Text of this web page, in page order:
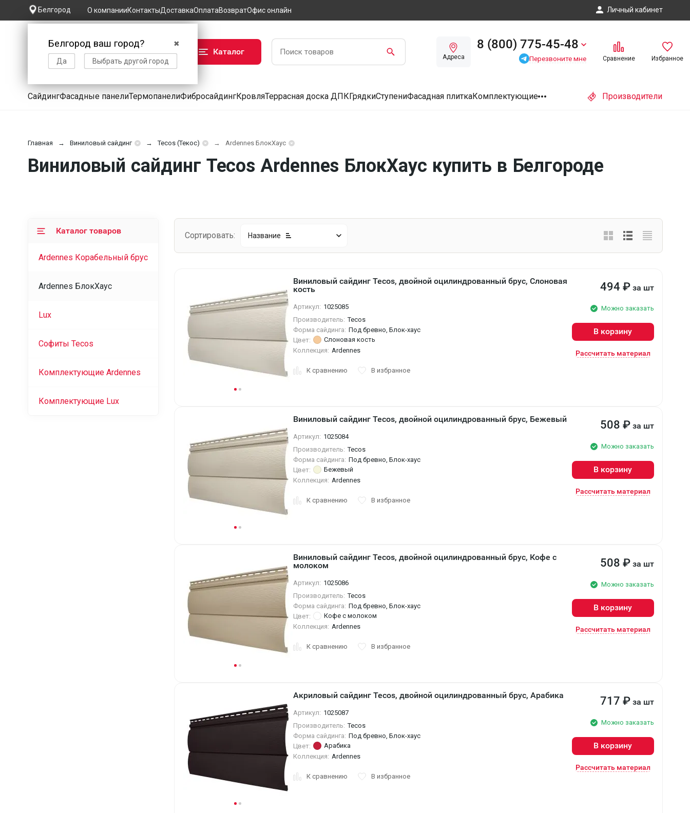
Белгород
✖
Белгород ваш город?
Да Выбрать другой город
О компанииКонтактыДоставкаОплатаВозвратОфис онлайн Личный кабинет
Каталог
Адреса
8 (800) 775-45-48
Перезвоните мне Сравнение Избранное
СайдингФасадные панелиТермопанелиФибросайдингКровляТеррасная доска ДПКГрядкиСтупениФасадная плиткаКомплектующие Производители
Главная Виниловый сайдинг Tecos (Текос) Ardennes БлокХаус
Виниловый сайдинг Tecos Ardennes БлокХаус купить в Белгороде
Сортировать: Название
Виниловый сайдинг Tecos, двойной оцилиндрованный брус, Слоновая
кость
Артикул: 1025085
Производитель: Tecos
Форма сайдинга: Под бревно, Блок-хаус
Цвет:
Слоновая кость
Коллекция: Ardennes
К сравнению В избранное
494 ₽ за шт
Можно заказать
В корзину
Рассчитать материал
Виниловый сайдинг Tecos, двойной оцилиндрованный брус, Бежевый
Артикул: 1025084
Производитель: Tecos
Форма сайдинга: Под бревно, Блок-хаус
Цвет:
Бежевый
Коллекция: Ardennes
К сравнению В избранное
508 ₽ за шт
Можно заказать
В корзину
Рассчитать материал
Виниловый сайдинг Tecos, двойной оцилиндрованный брус, Кофе с
молоком
Артикул: 1025086
Производитель: Tecos
Форма сайдинга: Под бревно, Блок-хаус
Цвет:
Кофе с молоком
Коллекция: Ardennes
К сравнению В избранное
508 ₽ за шт
Можно заказать
В корзину
Рассчитать материал
Акриловый сайдинг Tecos, двойной оцилиндрованный брус, Арабика
Артикул: 1025087
Производитель: Tecos
Форма сайдинга: Под бревно, Блок-хаус
Цвет:
Арабика
Коллекция: Ardennes
К сравнению В избранное
717 ₽ за шт
Можно заказать
В корзину
Рассчитать материал
Каталог товаров
Ardennes Корабельный брус
Ardennes БлокХаус
Lux
Софиты Tecos
Комплектующие Ardennes
Комплектующие Lux